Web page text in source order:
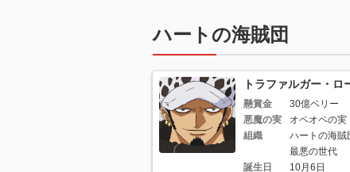
ハートの海賊団
トラファルガー・ロ
懸賞金
30億ベリー
悪魔の実
オペオペの実
組織
ハートの海賊
最悪の世代
誕生日
10月6日